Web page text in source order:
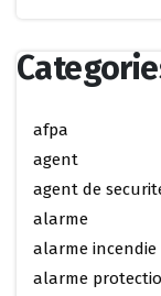
afpa
agent
agent de
alarme
alarme incendie
alarme